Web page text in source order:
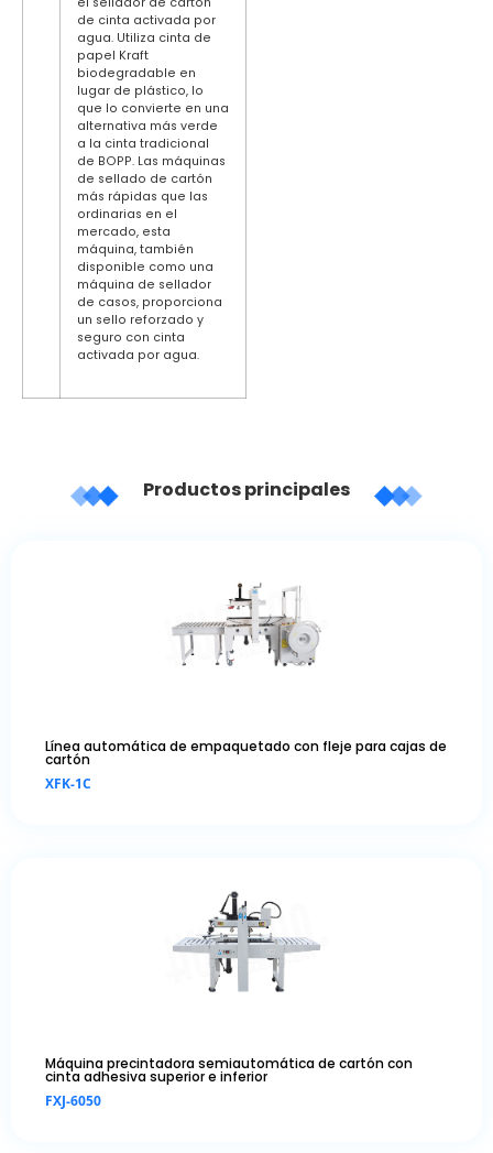
de cinta activada por
agua. Utiliza cinta de
papel Kraft
biodegradable en
lugar de plástico, lo
que lo convierte en una
alternativa más verde
a la cinta tradicional
de BOPP. Las máquinas
de sellado de cartón
más rápidas que las
ordinarias en el
mercado, esta
máquina, también
disponible como una
máquina de sellador
de casos, proporciona
un sello reforzado y
seguro con cinta
activada por agua.
Productos principales
Línea automática de empaquetado con fleje para cajas de
cartón
XFK-1C
Máquina precintadora semiautomática de cartón con
cinta adhesiva superior e inferior
FXJ-6050